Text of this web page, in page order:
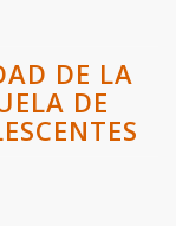
DE LA
DE